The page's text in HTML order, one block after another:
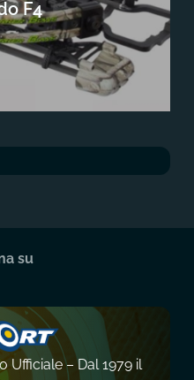
F4
su
Ufficiale – Dal 1979 il